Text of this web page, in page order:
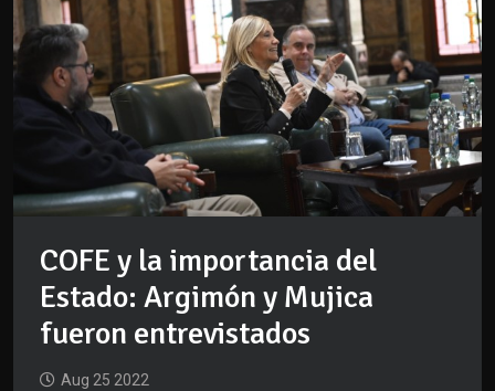
COFE y la importancia del
Estado: Argimón y Mujica
fueron entrevistados
Aug 25 2022